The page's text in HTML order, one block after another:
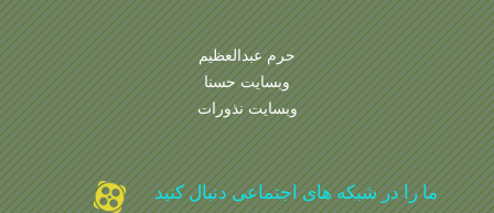
حرم عبدالعظیم
وبسایت حسنا
وبسایت نذورات
ما را در شبکه های اجتماعی دنبال کنید